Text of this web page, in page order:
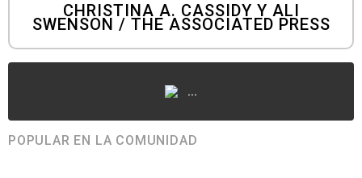
CHRISTINA A. CASSIDY Y ALI
SWENSON / THE ASSOCIATED PRESS
...
POPULAR EN LA COMUNIDAD